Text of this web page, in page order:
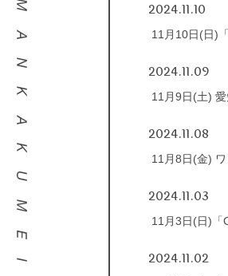
2024.11.10
11月10日(日)
2024.11.09
11月9日(土) 愛
2024.11.08
11月8日(金) ワ
2024.11.03
11月3日(日)「
2024.11.02